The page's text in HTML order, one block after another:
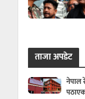
ताजा अपडेट
नेपाल